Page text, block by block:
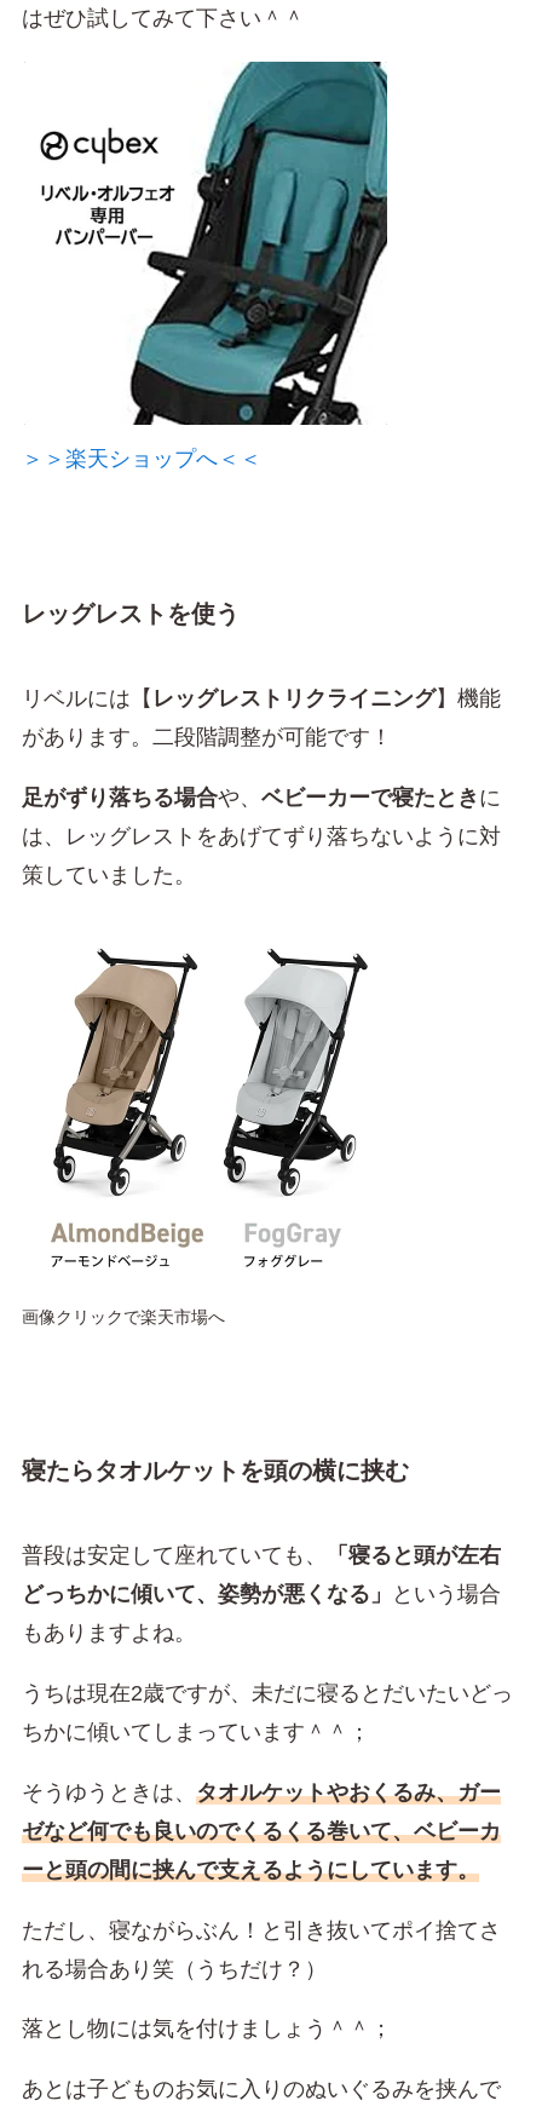
はぜひ試してみて下さい＾＾
＞＞楽天ショップへ＜＜
レッグレストを使う
リベルには【 レッグレストリクライニング】機能
があります。二段階調整が可能です！
足がずり落ちる場合や、 ベビーカーで寝たとき に
は、レッグレストをあげてずり落ちないように対
策していました。
画像クリックで楽天市場へ
寝たらタオルケットを頭の横に挟む
普段は安定して座れていても、
「寝ると頭が左右
どっちかに傾いて、姿勢が悪くなる」
という場合
もありますよね。
うちは現在2歳ですが、未だに寝るとだいたいどっ
ちかに傾いてしまっています＾＾；
そうゆうときは、 タオルケットやおくるみ、ガー
ゼなど何でも良いのでくるくる巻いて、ベビーカ
ーと頭の間に挟んで支えるようにしています。
ただし、寝ながらぶん！と引き抜いてポイ捨てさ
れる場合あり笑（うちだけ？）
落とし物には気を付けましょう＾＾；
あとは子どものお気に入りのぬいぐるみを挟んで